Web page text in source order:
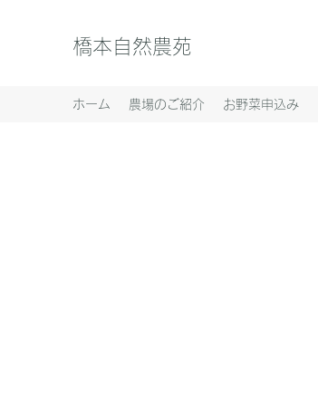
橋本自然農苑
ホーム 農場のご紹介 お野菜申込み